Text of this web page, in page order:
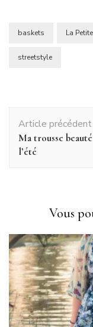
baskets La
streetstyle
d'article
Article précédent
Ma trousse
l’été
Vous